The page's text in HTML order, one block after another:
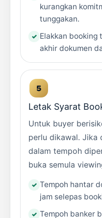
kurangkan
tunggakan.
Elakkan booking
akhir dokumen
Letak Syarat
Untuk buyer
perlu dikawal. Jika
dalam tempoh
buka semula
Tempoh hantar
jam selepas
Tempoh banker